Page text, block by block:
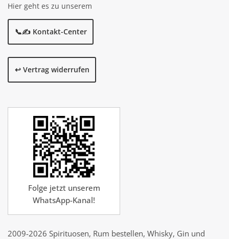
Hier geht es zu unserem
📞✍️ Kontakt-Center
↩️ Vertrag widerrufen
Folge jetzt unserem
WhatsApp-Kanal!
2009-2026 Spirituosen, Rum bestellen, Whisky, Gin und